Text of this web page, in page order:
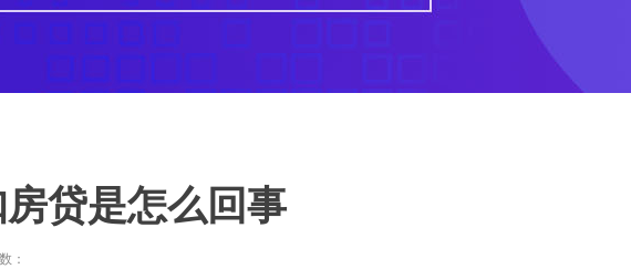
贷是怎么回事
：